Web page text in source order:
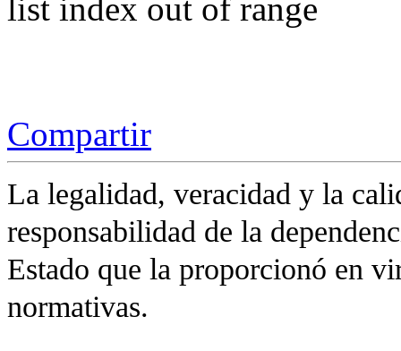
list index out of range
Compartir
La legalidad, veracidad y la
responsabilidad de la
Estado que la proporcionó en
normativas.